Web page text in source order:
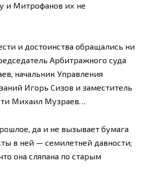
и Митрофанов их не
и достоинства обращались ни
Арбитражного суда
начальник Управления
Игорь Сизов и заместитель
Михаил Музраев…
да и не вызывает бумага
в ней — семилетней давности;
она сляпана по старым